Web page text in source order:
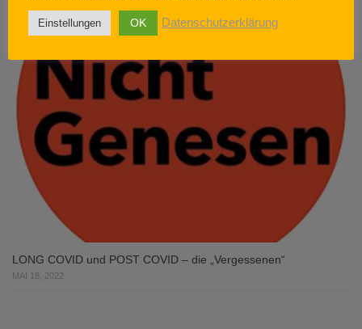
LONG COVID und POST COVID – die „Vergessenen“
MAI 18, 2022
Einstellungen OK Datenschutzerklärung